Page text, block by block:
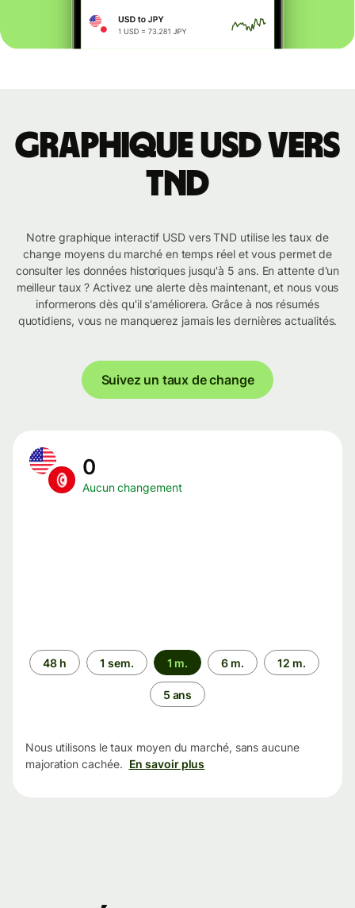
Graphique USD vers
TND
Notre graphique interactif USD vers TND utilise les taux de
change moyens du marché en temps réel et vous permet de
consulter les données historiques jusqu'à 5 ans. En attente d'un
meilleur taux ? Activez une alerte dès maintenant, et nous vous
informerons dès qu'il s'améliorera. Grâce à nos résumés
quotidiens, vous ne manquerez jamais les dernières actualités.
Suivez un taux de change
0
Aucun changement
Période
48 h 1 sem. 1 m. 6 m. 12 m.
5 ans
Nous utilisons le taux moyen du marché, sans aucune
majoration cachée. En savoir plus